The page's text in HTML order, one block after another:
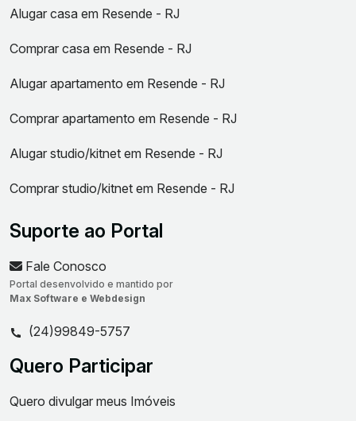
Alugar casa em Resende - RJ
Comprar casa em Resende - RJ
Alugar apartamento em Resende - RJ
Comprar apartamento em Resende - RJ
Alugar studio/kitnet em Resende - RJ
Comprar studio/kitnet em Resende - RJ
Suporte ao Portal
Fale Conosco
Portal desenvolvido e mantido por
Max Software e Webdesign
(24)99849-5757
Quero Participar
Quero divulgar meus Imóveis